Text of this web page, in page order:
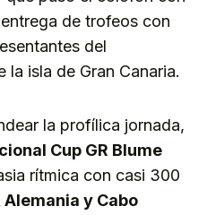
de trofeos con
del
la isla de Gran Canaria.
la profílica jornada,
Cup GR Blume
rítmica con casi 300
Alemania y Cabo